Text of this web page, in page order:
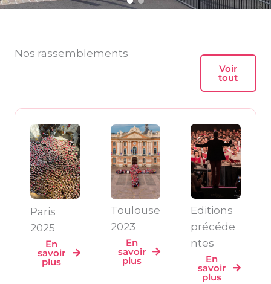
Nos rassemblements
Voir
tout
Paris
2025
En
savoir
plus
Toulouse
2023
En
savoir
plus
Editions
précéde
ntes
En
savoir
plus